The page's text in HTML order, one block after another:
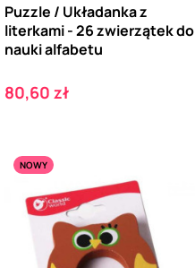
Puzzle / Układanka z
literkami - 26 zwierzątek do
nauki alfabetu
Cena
80,60 zł
NOWY